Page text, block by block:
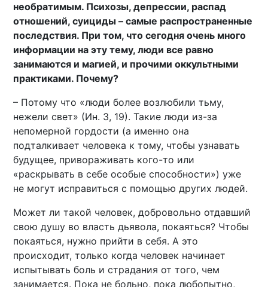
необратимым. Психозы, депрессии, распад
отношений, суициды – самые распространенные
последствия. При том, что сегодня очень много
информации на эту тему, люди все равно
занимаются и магией, и прочими оккультными
практиками. Почему?
– Потому что «люди более возлюбили тьму,
нежели свет» (Ин. 3, 19). Такие люди из-за
непомерной гордости (а именно она
подталкивает человека к тому, чтобы узнавать
будущее, привораживать кого-то или
«раскрывать в себе особые способности») уже
не могут исправиться с помощью других людей.
Может ли такой человек, добровольно отдавший
свою душу во власть дьявола, покаяться? Чтобы
покаяться, нужно прийти в себя. А это
происходит, только когда человек начинает
испытывать боль и страдания от того, чем
занимается. Пока не больно, пока любопытно,